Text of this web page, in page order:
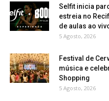
Selfit inicia
estreia no
de aulas ao
5 Agosto, 2026
Festival de
música e
Shopping
5 Agosto, 2026